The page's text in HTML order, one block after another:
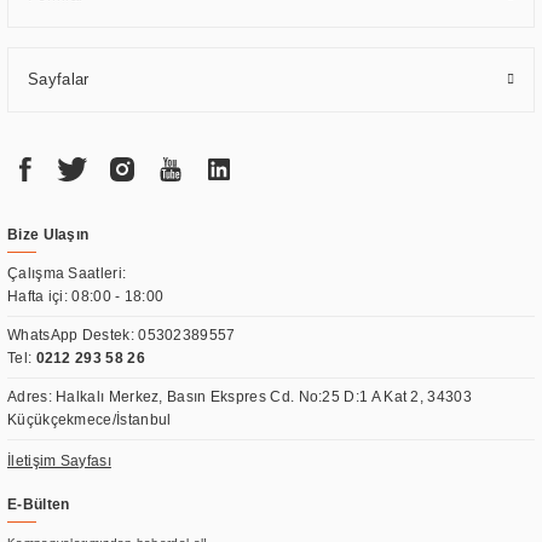
Sayfalar
Bize Ulaşın
Çalışma Saatleri:
Hafta içi: 08:00 - 18:00
WhatsApp Destek:05302389557
Tel: 0212 293 58 26
Adres: Halkalı Merkez, Basın Ekspres Cd. No:25 D:1 A Kat 2, 34303
Küçükçekmece/İstanbul
İletişim Sayfası
E-Bülten